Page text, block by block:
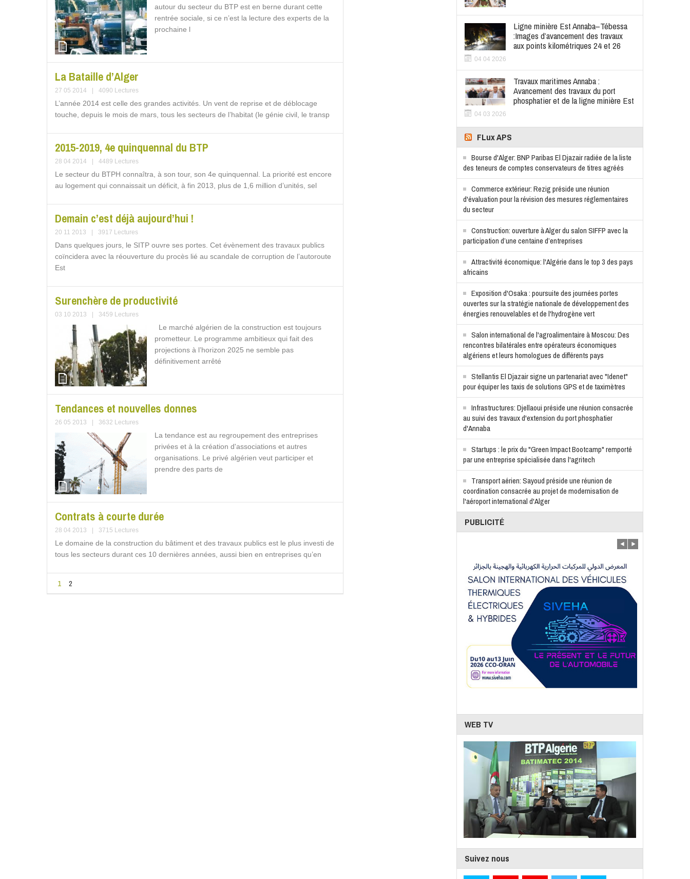
autour du secteur du BTP est en berne durant cette
rentrée sociale, si ce n’est la lecture des experts de la
prochaine l
La Bataille d’Alger
27 05 2014 4090 Lectures
L’année 2014 est celle des grandes activités. Un vent de reprise et de déblocage
touche, depuis le mois de mars, tous les secteurs de l’habitat (le génie civil, le transp
2015-2019, 4e quinquennal du BTP
28 04 2014 4489 Lectures
Le secteur du BTPH connaîtra, à son tour, son 4e quinquennal. La priorité est encore
au logement qui connaissait un déficit, à fin 2013, plus de 1,6 million d’unités, sel
Demain c’est déjà aujourd’hui !
20 11 2013 3917 Lectures
Dans quelques jours, le SITP ouvre ses portes. Cet évènement des travaux publics
coïncidera avec la réouverture du procès lié au scandale de corruption de l’autoroute
Est
Surenchère de productivité
03 10 2013 3459 Lectures
Le marché algérien de la construction est toujours
prometteur. Le programme ambitieux qui fait des
projections à l’horizon 2025 ne semble pas
définitivement arrêté
Tendances et nouvelles donnes
26 05 2013 3632 Lectures
La tendance est au regroupement des entreprises
privées et à la création d'associations et autres
organisations. Le privé algérien veut participer et
prendre des parts de
Contrats à courte durée
28 04 2013 3715 Lectures
Le domaine de la construction du bâtiment et des travaux publics est le plus investi de
tous les secteurs durant ces 10 dernières années, aussi bien en entreprises qu’en
1 2
Ligne minière Est Annaba–Tébessa
:Images d’avancement des travaux
aux points kilométriques 24 et 26
04 04 2026
Travaux maritimes Annaba :
Avancement des travaux du port
phosphatier et de la ligne minière Est
04 03 2026
FLux APS
Bourse d'Alger: BNP Paribas El Djazair radiée de la liste
des teneurs de comptes conservateurs de titres agréés
Commerce extérieur: Rezig préside une réunion
d'évaluation pour la révision des mesures réglementaires
du secteur
Construction: ouverture à Alger du salon SIFFP avec la
participation d’une centaine d’entreprises
Attractivité économique: l'Algérie dans le top 3 des pays
africains
Exposition d'Osaka : poursuite des journées portes
ouvertes sur la stratégie nationale de développement des
énergies renouvelables et de l'hydrogène vert
Salon international de l'agroalimentaire à Moscou: Des
rencontres bilatérales entre opérateurs économiques
algériens et leurs homologues de différents pays
Stellantis El Djazair signe un partenariat avec "Idenet"
pour équiper les taxis de solutions GPS et de taximètres
Infrastructures: Djellaoui préside une réunion consacrée
au suivi des travaux d'extension du port phosphatier
d'Annaba
Startups : le prix du "Green Impact Bootcamp" remporté
par une entreprise spécialisée dans l'agritech
Transport aérien: Sayoud préside une réunion de
coordination consacrée au projet de modernisation de
l'aéroport international d'Alger
PUBLICITÉ
WEB TV
Suivez nous